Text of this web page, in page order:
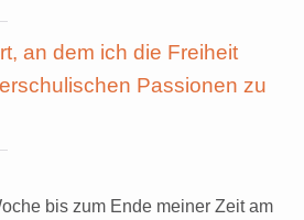
an dem ich die Freiheit
Passionen zu
bis zum Ende meiner Zeit am